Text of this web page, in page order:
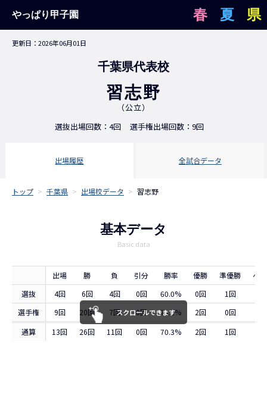
やっぱり甲子園 県
夏
春
更新日：2026年06月01日
千葉県代表校
習志野
（公立）
選抜出場回数：4回
選手権出場回数：9回
出場履歴 全試合データ
トップ > 千葉県 > 出場校データ > 習志野
基本データ
Basic data
出場 勝 負 引分 勝率 優勝 準優勝
ベ
選抜
4回 6回 4回 0回 60.0% 0回 1回
選手権
9回 20回 7回 0回 74.1% 2回 0回
通算
13回 26回 11回 0回 70.3% 2回 1回
スクロールできます